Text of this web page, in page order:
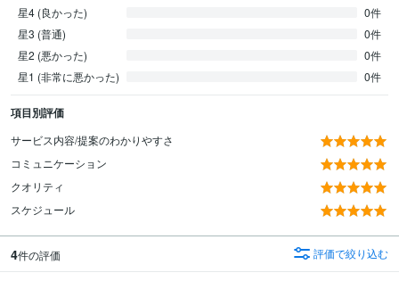
星4 (良かった)
0件
星3 (普通)
0件
星2 (悪かった)
0件
星1 (非常に悪かった)
0件
項目別評価
サービス内容/提案のわかりやすさ
コミュニケーション
クオリティ
スケジュール
4件の評価 評価で絞り込む